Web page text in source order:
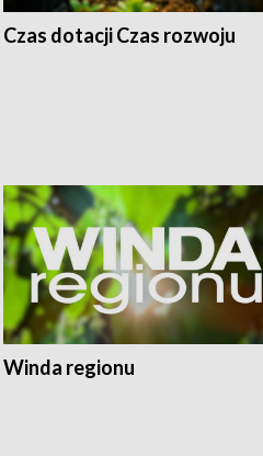
Czas dotacji Czas rozwoju
Winda regionu